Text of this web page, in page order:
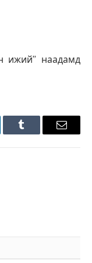
ижий” наадамд
Tumblr Имэйл